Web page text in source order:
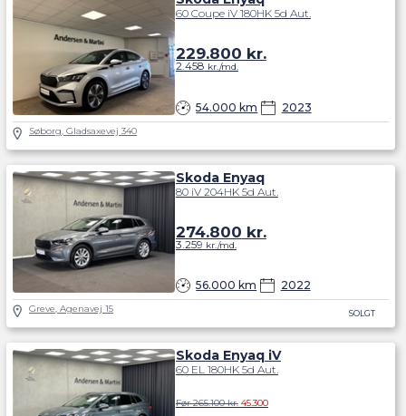
60 Coupe iV 180HK 5d Aut.
54.000 km 2023
229.800 kr.
2.458 kr./md.
Søborg, Gladsaxevej 340
SOLGT
Skoda Enyaq
80 iV 204HK 5d Aut.
56.000 km 2022
274.800 kr.
3.259 kr./md.
Greve, Agenavej 15
Skoda Enyaq iV
60 EL 180HK 5d Aut.
Før 265.100 kr. 45.300